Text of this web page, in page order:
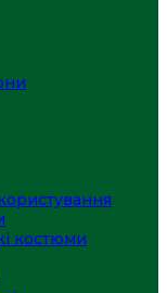
костюми